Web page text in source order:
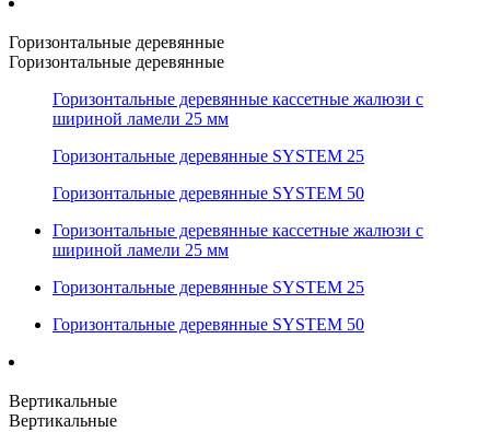
Горизонтальные деревянные
Горизонтальные деревянные
Горизонтальные деревянные кассетные жалюзи с
шириной ламели 25 мм
Горизонтальные деревянные SYSTEM 25
Горизонтальные деревянные SYSTEM 50
Горизонтальные деревянные кассетные жалюзи с
шириной ламели 25 мм
Горизонтальные деревянные SYSTEM 25
Горизонтальные деревянные SYSTEM 50
Вертикальные
Вертикальные